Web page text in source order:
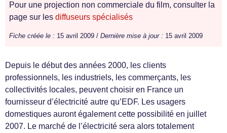
Pour une projection non commerciale du film, consulter la
page sur les diffuseurs spécialisés
Fiche créée le : 15 avril 2009 / Dernière mise à jour : 15 avril 2009
Depuis le début des années 2000, les clients
professionnels, les industriels, les commerçants, les
collectivités locales, peuvent choisir en France un
fournisseur d’électricité autre qu’EDF. Les usagers
domestiques auront également cette possibilité en juillet
2007. Le marché de l’électricité sera alors totalement